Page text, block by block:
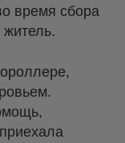
время сбора